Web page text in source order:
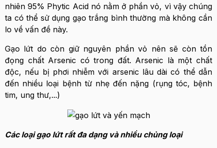
nhiên 95% Phytic Acid nó nằm ở phần vỏ, vì vậy chúng
ta có thể sử dụng gạo trắng bình thường mà không cần
lo về vấn đề này.
Gạo lứt do còn giữ nguyên phần vỏ nên sẽ còn tồn
đọng chất Arsenic có trong đất. Arsenic là một chất
độc, nếu bị phơi nhiễm với arsenic lâu dài có thể dẫn
đến nhiều loại bệnh từ nhẹ đến nặng (rụng tóc, bệnh
tim, ung thư,...)
Các loại gạo lứt rất đa dạng và nhiều chủng loại